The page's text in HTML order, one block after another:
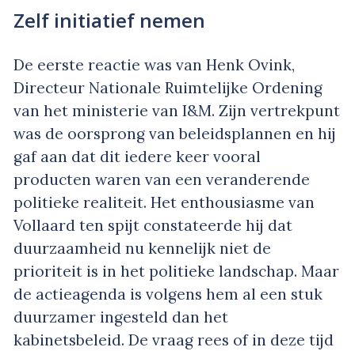
Zelf initiatief nemen
De eerste reactie was van Henk Ovink,
Directeur Nationale Ruimtelijke Ordening
van het ministerie van I&M. Zijn vertrekpunt
was de oorsprong van beleidsplannen en hij
gaf aan dat dit iedere keer vooral
producten waren van een veranderende
politieke realiteit. Het enthousiasme van
Vollaard ten spijt constateerde hij dat
duurzaamheid nu kennelijk niet de
prioriteit is in het politieke landschap. Maar
de actieagenda is volgens hem al een stuk
duurzamer ingesteld dan het
kabinetsbeleid. De vraag rees of in deze tijd